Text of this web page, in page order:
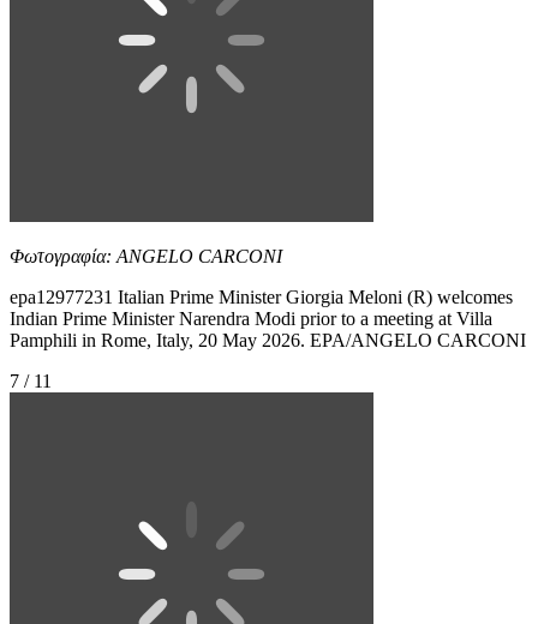
Φωτογραφία: ANGELO CARCONI
epa12977231 Italian Prime Minister Giorgia Meloni (R) welcomes
Indian Prime Minister Narendra Modi prior to a meeting at Villa
Pamphili in Rome, Italy, 20 May 2026. EPA/ANGELO CARCONI
7 / 11